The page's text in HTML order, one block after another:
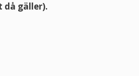
då gäller).